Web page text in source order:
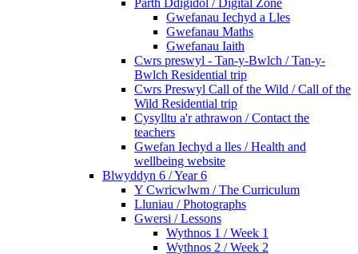
Gwefanau Iechyd a Lles
Gwefanau Maths
Gwefanau Iaith
Cwrs preswyl - Tan-y-Bwlch / Tan-y-
Bwlch Residential trip
Cwrs Preswyl Call of the Wild / Call of the
Wild Residential trip
Cysylltu a'r athrawon / Contact the
teachers
Gwefan Iechyd a lles / Health and
wellbeing website
Blwyddyn 6 / Year 6
Y Cwricwlwm / The Curriculum
Lluniau / Photographs
Gwersi / Lessons
Wythnos 1 / Week 1
Wythnos 2 / Week 2